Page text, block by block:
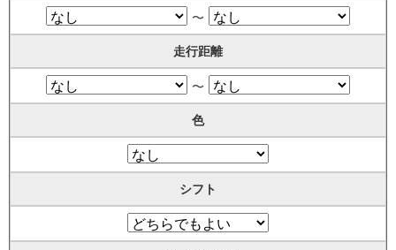
〜
走行距離
〜
色
シフト